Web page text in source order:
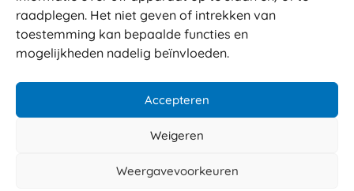
raadplegen. Het niet geven of intrekken van
toestemming kan bepaalde functies en
mogelijkheden nadelig beïnvloeden.
Accepteren
Weigeren
Weergavevoorkeuren
Retouren
Service en garantie
Veilig betalen
© 2026 Sabé Verpakkingen